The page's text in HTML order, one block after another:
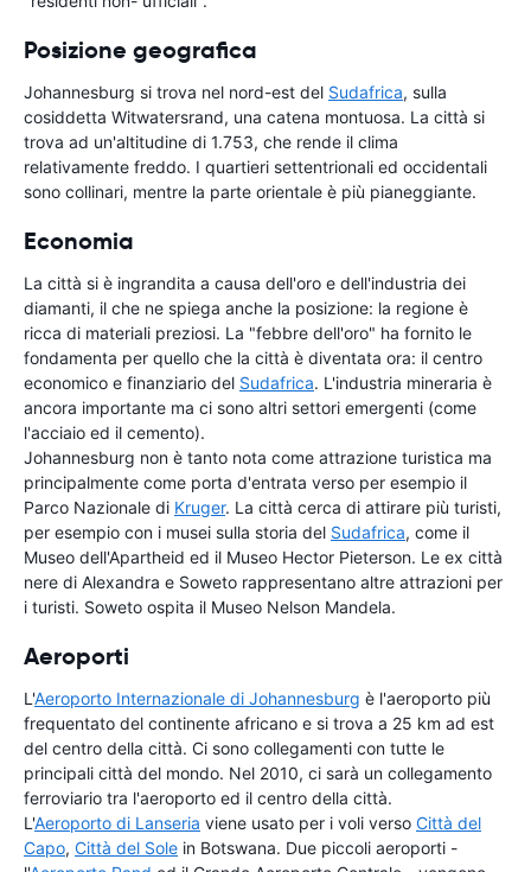
Posizione geografica
Johannesburg si trova nel nord-est del Sudafrica, sulla
cosiddetta Witwatersrand, una catena montuosa. La città si
trova ad un'altitudine di 1.753, che rende il clima
relativamente freddo. I quartieri settentrionali ed occidentali
sono collinari, mentre la parte orientale è più pianeggiante.
Economia
La città si è ingrandita a causa dell'oro e dell'industria dei
diamanti, il che ne spiega anche la posizione: la regione è
ricca di materiali preziosi. La "febbre dell'oro" ha fornito le
fondamenta per quello che la città è diventata ora: il centro
economico e finanziario del Sudafrica. L'industria mineraria è
ancora importante ma ci sono altri settori emergenti (come
l'acciaio ed il cemento).
Johannesburg non è tanto nota come attrazione turistica ma
principalmente come porta d'entrata verso per esempio il
Parco Nazionale di Kruger. La città cerca di attirare più turisti,
per esempio con i musei sulla storia del Sudafrica, come il
Museo dell'Apartheid ed il Museo Hector Pieterson. Le ex città
nere di Alexandra e Soweto rappresentano altre attrazioni per
i turisti. Soweto ospita il Museo Nelson Mandela.
Aeroporti
L'Aeroporto Internazionale di Johannesburg è l'aeroporto più
frequentato del continente africano e si trova a 25 km ad est
del centro della città. Ci sono collegamenti con tutte le
principali città del mondo. Nel 2010, ci sarà un collegamento
ferroviario tra l'aeroporto ed il centro della città.
L'Aeroporto di Lanseria viene usato per i voli verso Città del
Capo, Città del Sole in Botswana. Due piccoli aeroporti -